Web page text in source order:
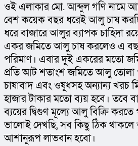
ওই এলাকার মো. আব্দুল গণি নামে
বেশ কয়েক বছর ধরেই আলু চাষ
ধরে বাজারে আলুর ব্যাপক চাহিদা
একর জমিতে আলু চাষ করলেও এ
পরিমাণ। এবার দুই একরের মতো
প্রতি আট শতাংশ জমিতে আলু তোলা
চাষাবাদ এবং ওষুধসহ অন্যান্য খরচ
হাজার টাকার মতো ব্যয় হবে। তবে
ব্যয়ের দ্বিগুণ মূল্যে আলু বিক্রি
ভালোই দেখছি, সব কিছু ঠিক থাকলে
আশানুরূপ লাভবান হবো।